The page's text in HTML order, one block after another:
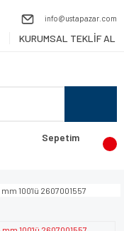
info@ustapazar.com
KURUMSAL TEKLİF AL
Sepetim